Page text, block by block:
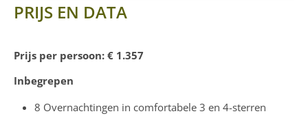
PRIJS EN DATA
Prijs per persoon: € 1.357
Inbegrepen
8 Overnachtingen in comfortabele 3 en 4-sterren